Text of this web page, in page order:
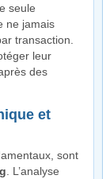
seule
ne jamais
transaction.
leur
des
et
sont
. L’analyse